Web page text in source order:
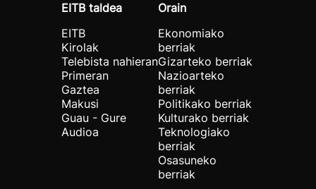
EITB taldea
EITB
Kirolak
Telebista nahieran
Primeran
Gaztea
Makusi
Guau - Gure
Audioa
Orain
Ekonomiako
berriak
Gizarteko berriak
Nazioarteko
berriak
Politikako berriak
Kulturako berriak
Teknologiako
berriak
Osasuneko
berriak